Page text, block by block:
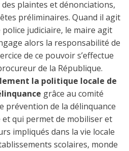
plaintes et dénonciations,
préliminaires. Quand il agit
judiciaire, le maire agit
alors la responsabilité de
de ce pouvoir s’effectue
de la République.
la politique locale de
grâce au comité
prévention de la délinquance
et qui permet de mobiliser et
impliqués dans la vie locale
scolaires, monde